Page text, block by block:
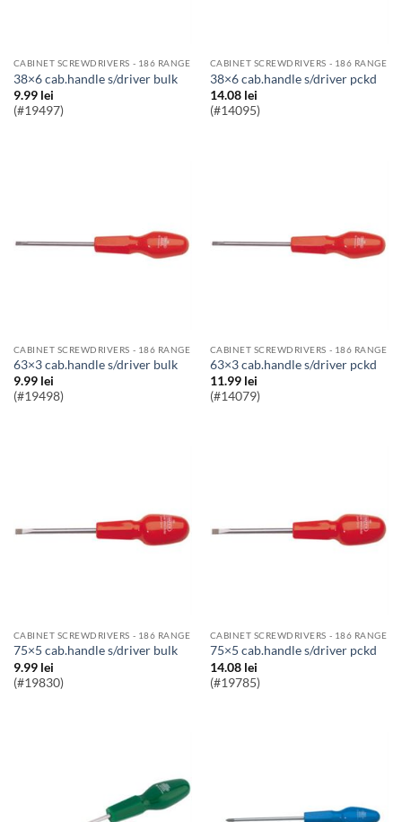
CABINET SCREWDRIVERS - 186 RANGE
38×6 cab.handle s/driver bulk
9.99 lei
(#19497)
CABINET SCREWDRIVERS - 186 RANGE
38×6 cab.handle s/driver pckd
14.08 lei
(#14095)
CABINET SCREWDRIVERS - 186 RANGE
63×3 cab.handle s/driver bulk
9.99 lei
(#19498)
CABINET SCREWDRIVERS - 186 RANGE
63×3 cab.handle s/driver pckd
11.99 lei
(#14079)
CABINET SCREWDRIVERS - 186 RANGE
75×5 cab.handle s/driver bulk
9.99 lei
(#19830)
CABINET SCREWDRIVERS - 186 RANGE
75×5 cab.handle s/driver pckd
14.08 lei
(#19785)